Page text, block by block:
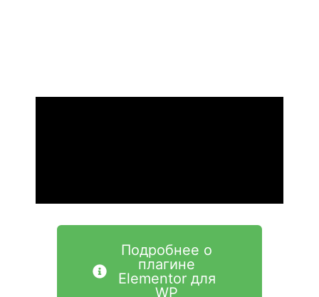
Подробнее о
плагине
Elementor для
WP